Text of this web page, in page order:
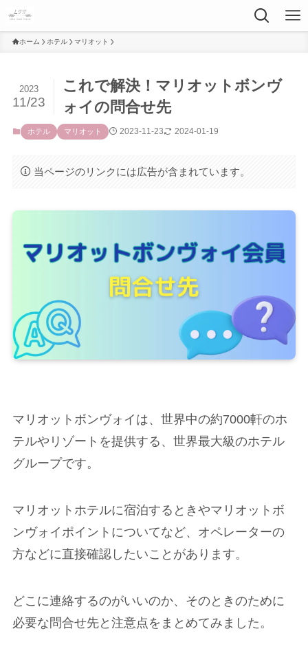
ホーム ホテル マリオット
これで解決！マリオットボンヴ
ォイの問合せ先
2023
11/23
ホテル マリオット 2023-11-23 2024-01-19
当ページのリンクには広告が含まれています。
マリオットボンヴォイは、世界中の約7000軒のホ
テルやリゾートを提供する、世界最大級のホテル
グループです。
マリオットホテルに宿泊するときやマリオットボ
ンヴォイポイントについてなど、オペレーターの
方などに直接確認したいことがあります。
どこに連絡するのがいいのか、そのときのために
必要な問合せ先と注意点をまとめてみました。